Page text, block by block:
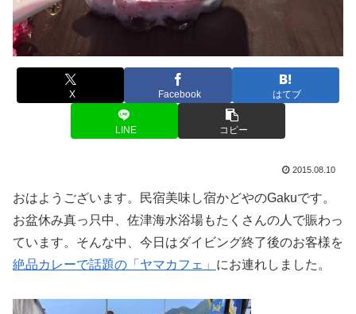
X Facebook はてブ
LINE コピー
2015.08.10
おはようございます。民宿美味し宿かどやのGakuです。
お盆休み真っ只中、佐津海水浴場もたくさんの人で賑わっ
ています。そんな中、今日はダイビング終了後のお客様を
絶品カレーで話題の「ヤマカフェ」 にお連れしました。